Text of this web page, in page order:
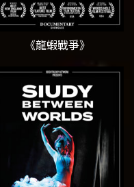
《龍蝦戰爭》